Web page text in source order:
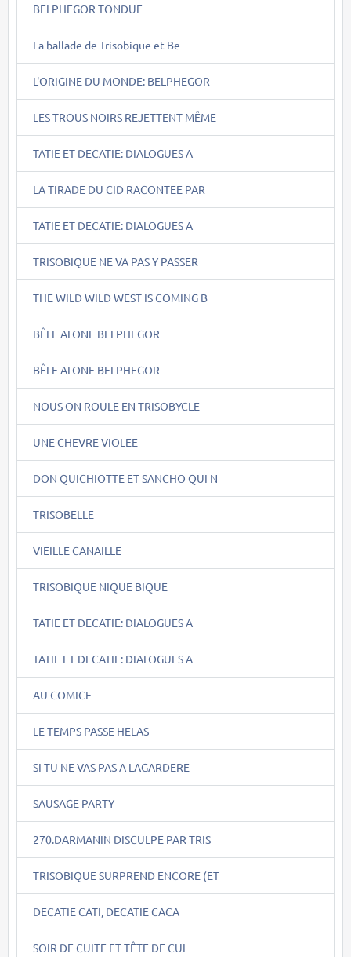
BELPHEGOR TONDUE
La ballade de Trisobique et Be
L'ORIGINE DU MONDE: BELPHEGOR
LES TROUS NOIRS REJETTENT MÊME
TATIE ET DECATIE: DIALOGUES A
LA TIRADE DU CID RACONTEE PAR
TATIE ET DECATIE: DIALOGUES A
TRISOBIQUE NE VA PAS Y PASSER
THE WILD WILD WEST IS COMING B
BÊLE ALONE BELPHEGOR
BÊLE ALONE BELPHEGOR
NOUS ON ROULE EN TRISOBYCLE
UNE CHEVRE VIOLEE
DON QUICHIOTTE ET SANCHO QUI N
TRISOBELLE
VIEILLE CANAILLE
TRISOBIQUE NIQUE BIQUE
TATIE ET DECATIE: DIALOGUES A
TATIE ET DECATIE: DIALOGUES A
AU COMICE
LE TEMPS PASSE HELAS
SI TU NE VAS PAS A LAGARDERE
SAUSAGE PARTY
270.DARMANIN DISCULPE PAR TRIS
TRISOBIQUE SURPREND ENCORE (ET
DECATIE CATI, DECATIE CACA
SOIR DE CUITE ET TÊTE DE CUL